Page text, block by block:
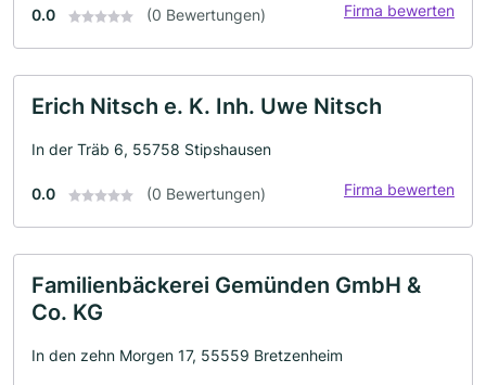
0.0 (0 Bewertungen) Firma bewerten
Erich Nitsch e. K. Inh. Uwe Nitsch
In der Träb 6, 55758 Stipshausen
0.0 (0 Bewertungen) Firma bewerten
Familienbäckerei Gemünden GmbH &
Co. KG
In den zehn Morgen 17, 55559 Bretzenheim